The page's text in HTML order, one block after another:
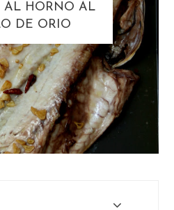
AL HORNO AL
DE ORIO